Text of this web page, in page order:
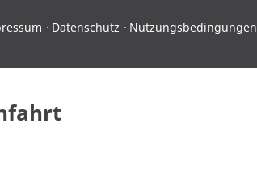
Datenschutz Nutzungsbedingungen